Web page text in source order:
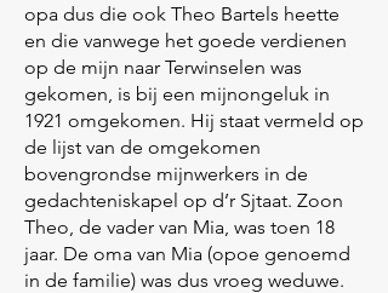
opa dus die ook Theo Bartels heette
en die vanwege het goede verdienen
op de mijn naar Terwinselen was
gekomen, is bij een mijnongeluk in
1921 omgekomen. Hij staat vermeld op
de lijst van de omgekomen
bovengrondse mijnwerkers in de
gedachteniskapel op d’r Sjtaat. Zoon
Theo, de vader van Mia, was toen 18
jaar. De oma van Mia (opoe genoemd
in de familie) was dus vroeg weduwe.